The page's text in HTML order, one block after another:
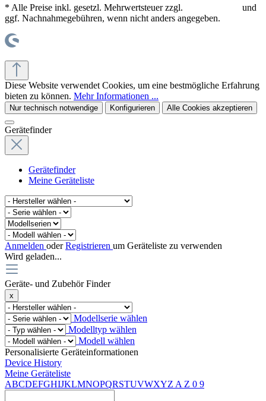
* Alle Preise inkl. gesetzl. Mehrwertsteuer zzgl.
und
ggf. Nachnahmegebühren, wenn nicht anders angegeben.
Diese Website verwendet Cookies, um eine bestmögliche Erfahrung
bieten zu können. Mehr Informationen ...
Nur technisch notwendige Konfigurieren Alle Cookies akzeptieren
Gerätefinder
Gerätefinder
Meine Geräteliste
Anmelden oderRegistrieren um Geräteliste zu verwenden
Wird geladen...
Geräte- und Zubehör Finder
x
Modellserie wählen
Modelltyp wählen
Modell wählen
Personalisierte Geräteinformationen
Device History
Meine Geräteliste
ABCDEFGHIJKLMNOPQRSTUVWXYZ A Z 0 9